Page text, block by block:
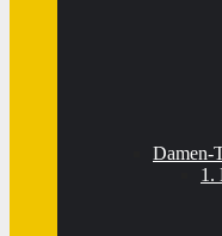
Damen-
1.